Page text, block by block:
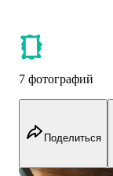
7 фотографий
Поделиться